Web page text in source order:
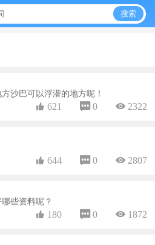
搜索
沙巴可以浮潜的地方呢！
 621  0  2322
 644  0  2807
些资料呢？
 180  0  1872